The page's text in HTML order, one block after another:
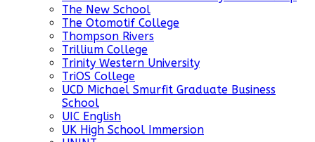
The New School
The Otomotif College
Thompson Rivers
Trillium College
Trinity Western University
TriOS College
UCD Michael Smurfit Graduate Business
School
UIC English
UK High School Immersion